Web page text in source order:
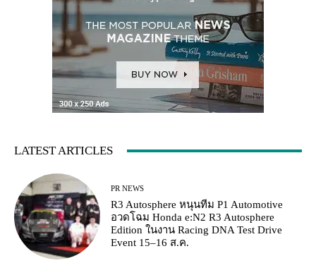
LATEST ARTICLES
PR NEWS
R3 Autosphere หนุนทีม P1 Automotive
อวดโฉม Honda e:N2 R3 Autosphere
Edition ในงาน Racing DNA Test Drive
Event 15–16 ส.ค.